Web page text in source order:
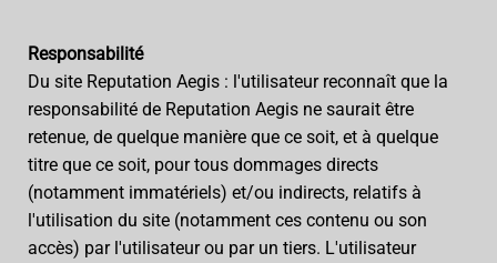
Responsabilité
Du site Reputation Aegis : l'utilisateur reconnaît que la
responsabilité de Reputation Aegis ne saurait être
retenue, de quelque manière que ce soit, et à quelque
titre que ce soit, pour tous dommages directs
(notamment immatériels) et/ou indirects, relatifs à
l'utilisation du site (notamment ces contenu ou son
accès) par l'utilisateur ou par un tiers. L'utilisateur